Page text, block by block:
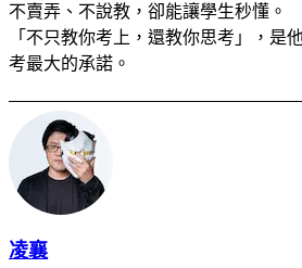
不賣弄、不說教，卻能讓學生秒懂。
「不只教你考上，還教你思考」，是
考最大的承諾。
凌襄